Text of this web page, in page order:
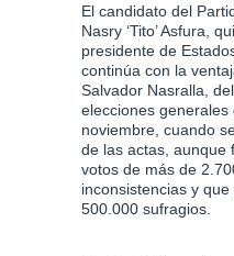
El candidato del
Nasry ‘Tito’ Asfura,
presidente de
continúa con la
Salvador Nasralla,
elecciones
noviembre, cuando
de las actas, aunque
votos de más de
inconsistencias y
500.000 sufragios.